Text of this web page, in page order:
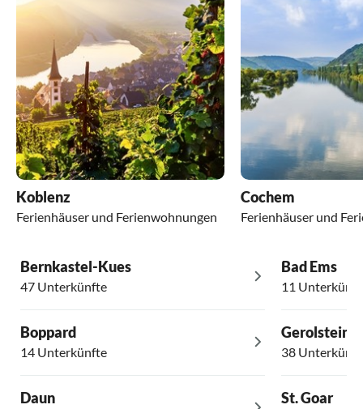
Koblenz
Ferienhäuser und Ferienwohnungen
Cochem
Ferienhäuser und
Bernkastel-Kues
47 Unterkünfte
Boppard
14 Unterkünfte
Daun
Bad Ems
11
Gerolstein
38
St. Goar